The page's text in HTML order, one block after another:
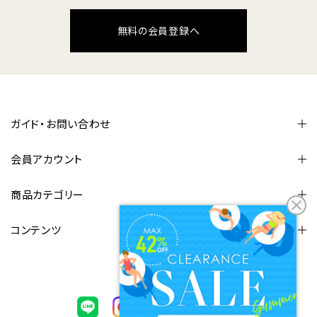
無料の会員登録へ
ガイド・お問い合わせ
会員アカウント
商品カテゴリー
コンテンツ
FOLLOW US